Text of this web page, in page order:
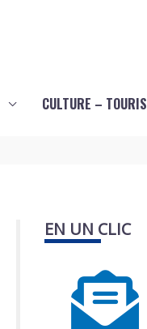
CULTURE –
EN UN CLIC